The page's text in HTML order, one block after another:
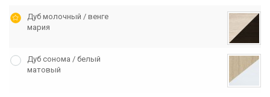
Дуб молочный / венге
мария
Дуб сонома / белый
матовый